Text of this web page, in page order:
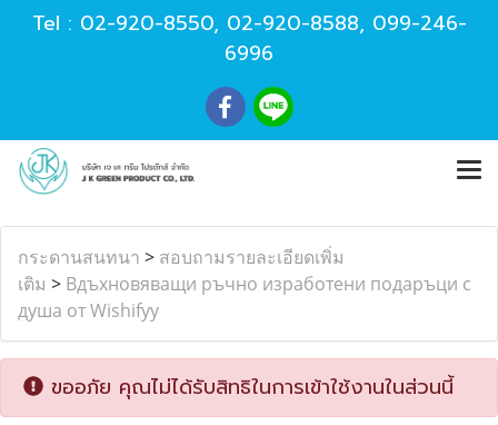
Tel : 02-920-8550, 02-920-8588, 099-246-
6996
กระดานสนทนา > สอบถามรายละเอียดเพิ่ม
เติม > Вдъхновяващи ръчно изработени подаръци с
душа от Wishifyy
ขออภัย คุณไม่ได้รับสิทธิในการเข้าใช้งานในส่วนนี้